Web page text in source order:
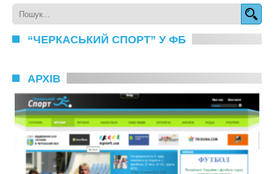
“ЧЕРКАСЬКИЙ СПОРТ” У ФБ
АРХІВ